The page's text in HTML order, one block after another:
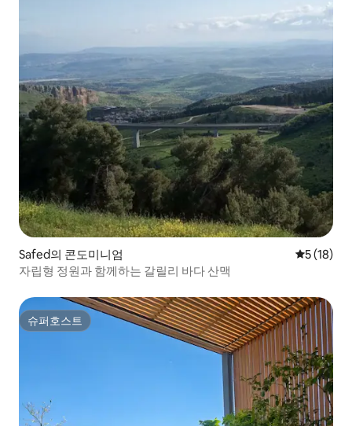
Safed의 콘도미니엄 평점 5점
5 (18)
자립형 정원과 함께하는 갈릴리 바다 산맥
슈퍼호스트
슈퍼호스트